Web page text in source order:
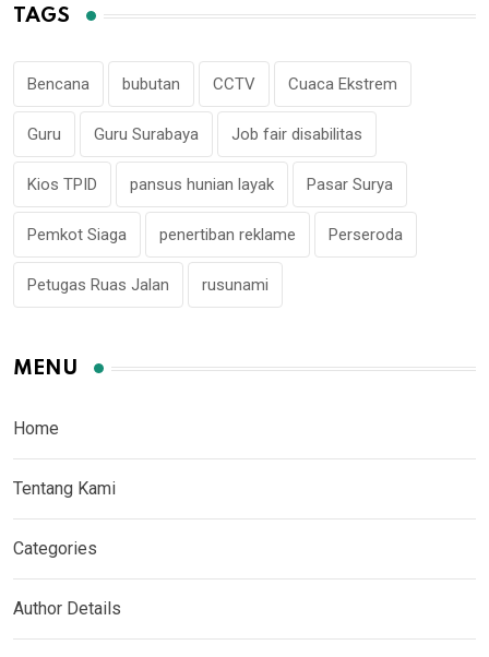
TAGS
Bencana bubutan CCTV Cuaca Ekstrem
Guru Guru Surabaya Job fair disabilitas
Kios TPID pansus hunian layak Pasar Surya
Pemkot Siaga penertiban reklame Perseroda
Petugas Ruas Jalan rusunami
MENU
Home
Tentang Kami
Categories
Author Details